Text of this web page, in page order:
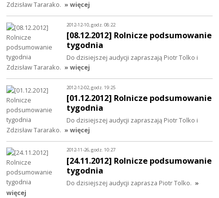
Zdzisław Tararako. » więcej
2012-12-10, godz. 08:22
[08.12.2012] Rolnicze podsumowanie
tygodnia
Do dzisiejszej audycji zapraszają Piotr Tolko i
Zdzisław Tararako. » więcej
2012-12-02, godz. 19:25
[01.12.2012] Rolnicze podsumowanie
tygodnia
Do dzisiejszej audycji zapraszają Piotr Tolko i
Zdzisław Tararako. » więcej
2012-11-26, godz. 10:27
[24.11.2012] Rolnicze podsumowanie
tygodnia
Do dzisiejszej audycji zaprasza Piotr Tolko. »
więcej